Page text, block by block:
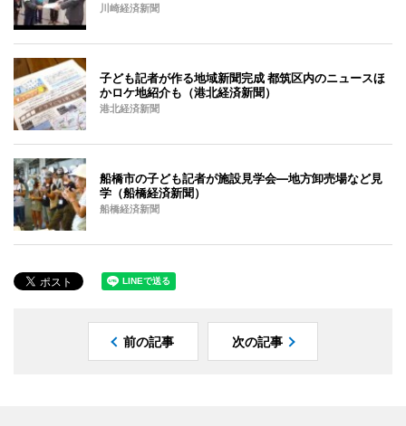
川崎経済新聞
子ども記者が作る地域新聞完成 都筑区内のニュースほ
かロケ地紹介も（港北経済新聞）
港北経済新聞
船橋市の子ども記者が施設見学会―地方卸売場など見
学（船橋経済新聞）
船橋経済新聞
前の記事 次の記事